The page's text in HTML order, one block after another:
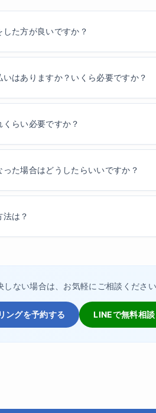
た方が良いですか？
はありますか？いくら必要ですか？
らい必要ですか？
た場合はどうしたらいいですか？
は？
しない場合は、お気軽にご相談ください
ングを予約する LINEで無料相談